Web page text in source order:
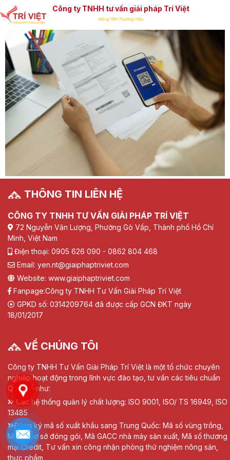
Công ty TNHH tư vấn giải pháp Trí Việt
THÔNG TIN LIÊN HỆ
CÔNG TY TNHH TƯ VẤN GIẢI PHÁP TRÍ VIỆT
72 Nguyễn Văn Lượng, Phường Gò Vấp, Thành phố Hồ Chí
Minh, Việt Nam
Điện thoại: 0905 626 090 - 0862 804 468
Email: yen.nt@giaiphaptriviet.com
Website: www.giaiphaptriviet.com
Fanpage:Công ty TNHH Tư Vấn Giải Pháp Trí Việt
GPKD số: 0314209764 đã được cấp GCN ĐKT ngày
18/01/2017
VỀ CHÚNG TÔI
Công ty TNHH Tư Vấn Giải Pháp Trí Việt là một tổ chức chuyên
nghiệp hoạt động trong lĩnh vực đào tạo, tư vấn các tiêu chuẩn
Quốc tế như:
Các hệ thống quản lý chất lượng: ISO 9001, ISO/ TS 16949, ISO
13485
Đăng ký mã số xuất khẩu sang Trung Quốc: Mã số vùng trồng,
Mã số cơ sở đóng gói, Mã GACC nhà máy sản xuất, Mã số thương
mại Credit, Tư vấn xin công nhận phòng thử nghiệm nông sản,
thực phẩm